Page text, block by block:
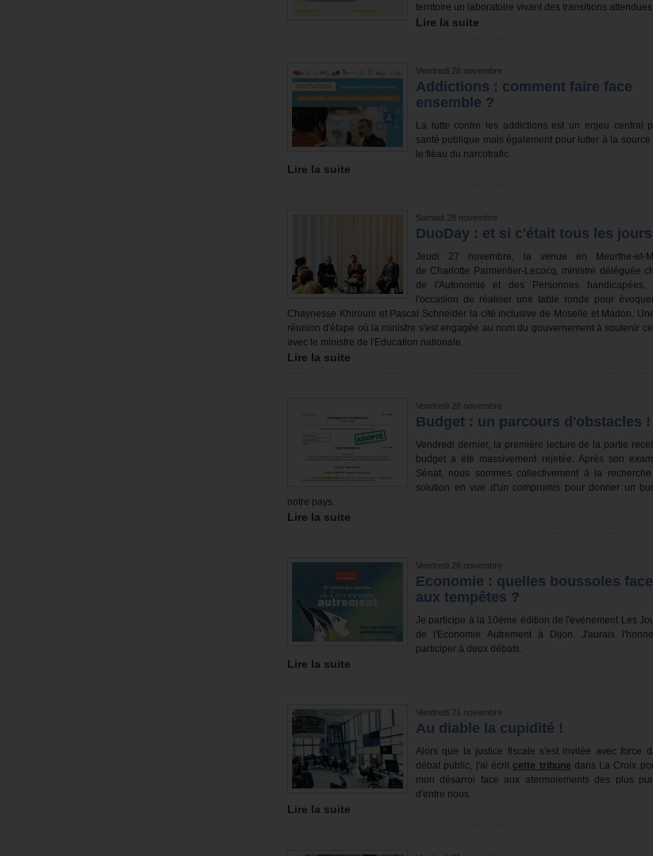
territoire un laboratoire vivant des transitions attendues.
Lire la suite
Vendredi 28 novembre
Addictions : comment faire face
ensemble ?
La lutte contre les addictions est un enjeu central
santé publique mais également pour lutter à la source
le fléau du narcotrafic.
Lire la suite
Samedi 28 novembre
DuoDay : et si c'était tous les
Jeudi 27 novembre, la venue en Meurthe-et-
de Charlotte Parmentier-Lecocq, ministre déléguée
de l'Autonomie et des Personnes
l'occasion de réaliser une table ronde pour
Chaynesse Khirouni et Pascal Schneider la cité inclusive de Moselle et Madon.
réunion d'étape où la ministre s'est engagée au nom du gouvernement à soutenir
avec le ministre de l'Education nationale.
Lire la suite
Vendredi 28 novembre
Budget : un parcours d'obstacles !
Vendredi dernier, la première lecture de la partie
budget a été massivement rejetée. Après son
Sénat, nous sommes collectivement à la
solution en vue d'un compromis pour donner un
notre pays.
Lire la suite
Vendredi 28 novembre
Economie : quelles boussoles face
aux tempêtes ?
Je participe à la 10ème édition de l'événement Les
de l'Economie Autrement à Dijon. J'aurais
participer à deux débats.
Lire la suite
Vendredi 21 novembre
Au diable la cupidité !
Alors que la justice fiscale s'est invitée avec force
débat public, j'ai écrit cette tribune dans La Croix
mon désarroi face aux atermoiements des plus
d'entre nous.
Lire la suite